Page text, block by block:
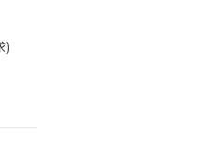
)